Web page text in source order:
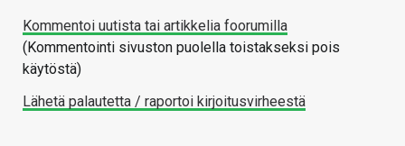
Kommentoi uutista tai artikkelia foorumilla
(Kommentointi sivuston puolella toistakseksi pois
käytöstä)
Lähetä palautetta / raportoi kirjoitusvirheestä